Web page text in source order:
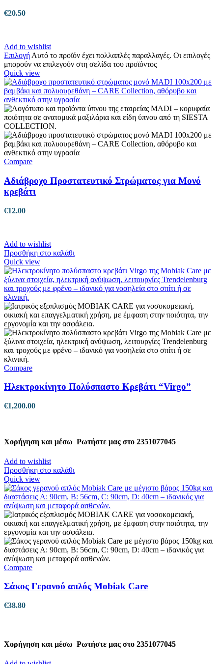
€20.50
Add to wishlist
Επιλογή Αυτό το προϊόν έχει πολλαπλές παραλλαγές. Οι επιλογές
μπορούν να επιλεγούν στη σελίδα του προϊόντος
Quick view
Compare
Αδιάβροχο Προστατευτικό Στρώματος για Μονό
κρεβάτι
€12.00
Add to wishlist
Προσθήκη στο καλάθι
Quick view
Compare
Ηλεκτροκίνητο Πολύσπαστο Κρεβάτι “Virgo”
€1,200.00
Χορήγηση και μέσω Ρωτήστε μας στο 2351077045
Add to wishlist
Προσθήκη στο καλάθι
Quick view
Compare
Σάκος Γερανού απλός Mobiak Care
€38.80
Χορήγηση και μέσω Ρωτήστε μας στο 2351077045